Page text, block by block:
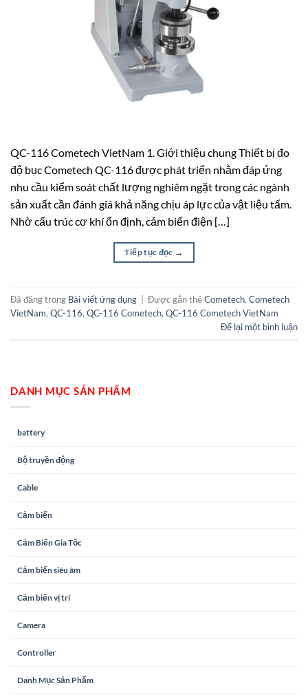
QC-116 Cometech VietNam 1. Giới thiệu chung Thiết bị đo
độ bục Cometech QC-116 được phát triển nhằm đáp ứng
nhu cầu kiểm soát chất lượng nghiêm ngặt trong các ngành
sản xuất cần đánh giá khả năng chịu áp lực của vật liệu tấm.
Nhờ cấu trúc cơ khí ổn định, cảm biến điện […]
Tiếp tục đọc →
Đã đăng trong Bài viết ứng dụng Được gắn thẻCometech, Cometech
VietNam, QC-116, QC-116 Cometech, QC-116 Cometech VietNam
Để lại một bình luận
DANH MỤC SẢN PHẨM
battery
Bộ truyền động
Cable
Cảm biến
Cảm Biến Gia Tốc
Cảm biến siêu âm
Cảm biến vị trí
Camera
Controller
Danh Mục Sản Phẩm